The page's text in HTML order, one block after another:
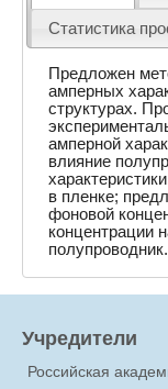
Статистика
Предложен
амперных
структурах.
амперной
влияние
в пленке;
фоновой
концентрации
полупроводник.
Учредители
Российская